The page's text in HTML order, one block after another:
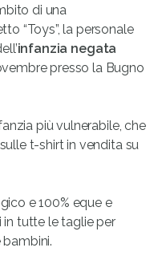
di una
“Toys”, la personale
infanzia negata
presso la Bugno
più vulnerabile, che
t-shirt in vendita su
e 100% eque e
in tutte le taglie per